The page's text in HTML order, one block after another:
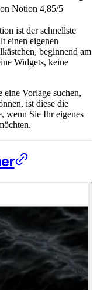
Notion 4,85/5
ist der schnellste
einen eigenen
beginnend am
Widgets, keine
Vorlage suchen,
ist diese die
wenn Sie Ihr eigenes